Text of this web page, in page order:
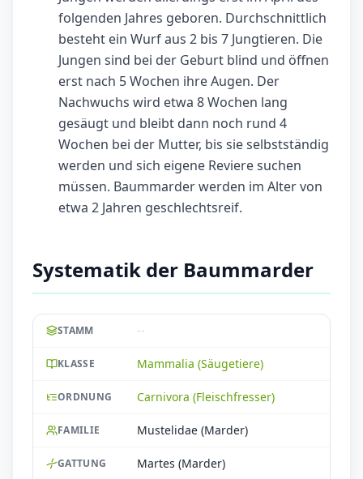
folgenden Jahres geboren. Durchschnittlich
besteht ein Wurf aus 2 bis 7 Jungtieren. Die
Jungen sind bei der Geburt blind und öffnen
erst nach 5 Wochen ihre Augen. Der
Nachwuchs wird etwa 8 Wochen lang
gesäugt und bleibt dann noch rund 4
Wochen bei der Mutter, bis sie selbstständig
werden und sich eigene Reviere suchen
müssen. Baummarder werden im Alter von
etwa 2 Jahren geschlechtsreif.
Systematik der Baummarder
STAMM --
KLASSE Mammalia (Säugetiere)
ORDNUNG Carnivora (Fleischfresser)
FAMILIE Mustelidae (Marder)
GATTUNG Martes (Marder)